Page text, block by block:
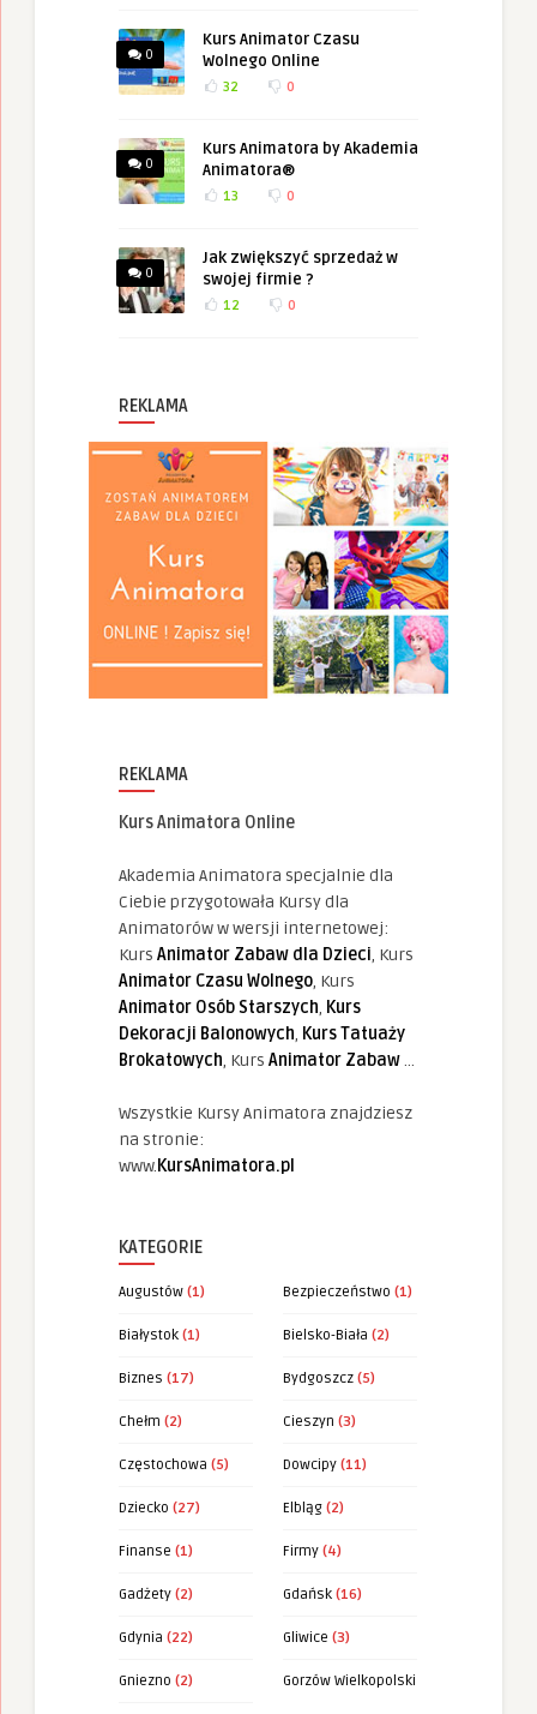
0
Kurs Animator Czasu
Wolnego Online
32 0
0
Kurs Animatora by Akademia
Animatora®
13 0
0
Jak zwiększyć sprzedaż w
swojej firmie ?
12 0
REKLAMA
REKLAMA
Kurs Animatora Online
Akademia Animatora specjalnie dla
Ciebie przygotowała Kursy dla
Animatorów w wersji internetowej:
Kurs Animator Zabaw dla Dzieci, Kurs
Animator Czasu Wolnego, Kurs
Animator Osób Starszych, Kurs
Dekoracji Balonowych, Kurs Tatuaży
Brokatowych, Kurs Animator Zabaw...
Wszystkie Kursy Animatora znajdziesz
na stronie:
www.KursAnimatora.pl
KATEGORIE
Augustów (1) Bezpieczeństwo (1)
Białystok (1) Bielsko-Biała (2)
Biznes (17) Bydgoszcz (5)
Chełm (2) Cieszyn (3)
Częstochowa (5) Dowcipy (11)
Dziecko (27) Elbląg (2)
Finanse (1) Firmy (4)
Gadżety (2) Gdańsk (16)
Gdynia (22) Gliwice (3)
Gniezno (2) Gorzów Wielkopolski